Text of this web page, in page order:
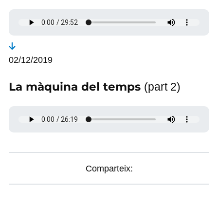
02/12/2019
La màquina del temps (part 2)
Comparteix: